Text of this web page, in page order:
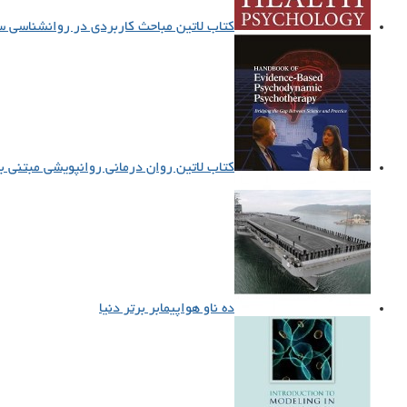
کتاب لاتین مباحث کاربردی در روانشناسی
کتاب لاتین روان درمانی روانپویشی مبتنی بر
ده ناو هواپیمابر برتر دنیا